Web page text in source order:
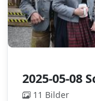
2025-05-08
11 Bilder